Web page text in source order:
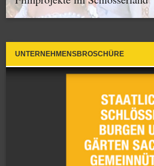
UNTERNEHMENSBROSCHÜRE